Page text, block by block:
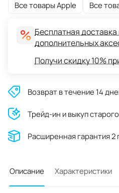
Все товары Apple Все
Бесплатная
дополнительных
Получи скидку 10%
Возврат в течение 14
Трейд-ин и выкуп
Расширенная гарантия 2
Описание Характеристики